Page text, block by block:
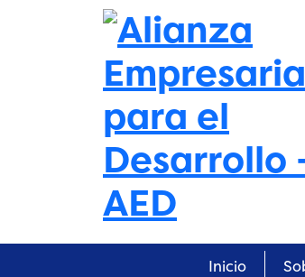
Skip to main content
Main
Inicio